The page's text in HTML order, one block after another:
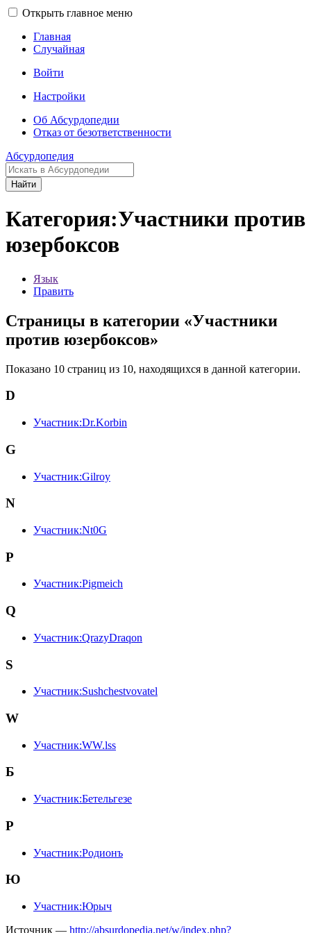
Открыть главное меню
Главная
Случайная
Войти
Настройки
Об Абсурдопедии
Отказ от безответственности
Абсурдопедия
Найти
Категория:Участники против
юзербоксов
Язык
Править
Страницы в категории «Участники
против юзербоксов»
Показано 10 страниц из 10, находящихся в данной категории.
D
Участник:Dr.Korbin
G
Участник:Gilroy
N
Участник:Nt0G
P
Участник:Pigmeich
Q
Участник:QrazyDraqon
S
Участник:Sushchestvovatel
W
Участник:WW.lss
Б
Участник:Бетельгезе
Р
Участник:Родионъ
Ю
Участник:Юрыч
Источник — http://absurdopedia.net/w/index.php?